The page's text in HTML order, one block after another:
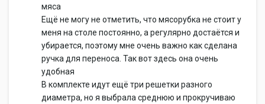
мяса
Ещё не могу не отметить, что мясорубка не стоит у
меня на столе постоянно, а регулярно достаётся и
убирается, поэтому мне очень важно как сделана
ручка для переноса. Так вот здесь она очень
удобная
В комплекте идут ещё три решетки разного
диаметра, но я выбрала среднюю и прокручиваю